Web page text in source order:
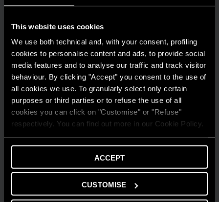
This website uses cookies
We use both technical and, with your consent, profiling
cookies to personalise content and ads, to provide social
media features and to analyse our traffic and track visitor
behaviour. By clicking "Accept" you consent to the use of
all cookies we use. To granularly select only certain
purposes or third parties or to refuse the use of all
cookies you can click on "Customise" or "Refuse"
respectively. You can find out more in our Cookie Policy.
ACCEPT
CUSTOMISE
AMBIENTE
casa in un modello di efficienza
LEGGI DI PIÙ